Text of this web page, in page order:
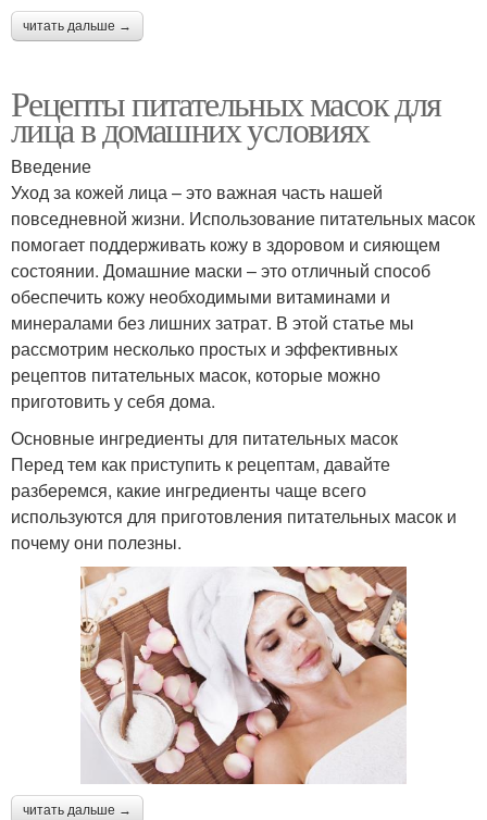
читать дальше →
Рецепты питательных масок для
лица в домашних условиях
Введение
Уход за кожей лица – это важная часть нашей
повседневной жизни. Использование питательных масок
помогает поддерживать кожу в здоровом и сияющем
состоянии. Домашние маски – это отличный способ
обеспечить кожу необходимыми витаминами и
минералами без лишних затрат. В этой статье мы
рассмотрим несколько простых и эффективных
рецептов питательных масок, которые можно
приготовить у себя дома.
Основные ингредиенты для питательных масок
Перед тем как приступить к рецептам, давайте
разберемся, какие ингредиенты чаще всего
используются для приготовления питательных масок и
почему они полезны.
читать дальше →